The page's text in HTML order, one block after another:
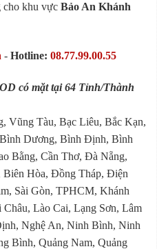
cho khu vực Bảo An Khánh
- Hotline: 08.77.99.00.55
có mặt tại 64 Tỉnh/Thành
Vũng Tàu, Bạc Liêu, Bắc Kạn,
Dương, Bình Định, Bình
Bằng, Cần Thơ, Đà Nẵng,
Hòa, Đồng Tháp, Điện
Sài Gòn, TPHCM, Khánh
Lào Cai, Lạng Sơn, Lâm
Nghệ An, Ninh Bình, Ninh
Bình, Quảng Nam, Quảng